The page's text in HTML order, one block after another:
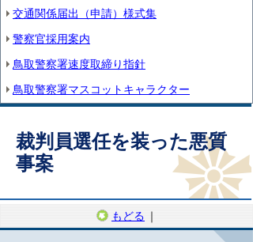
交通関係届出（申請）様式集
警察官採用案内
鳥取警察署速度取締り指針
鳥取警察署マスコットキャラクター
裁判員選任を装った悪質
事案
もどる ｜